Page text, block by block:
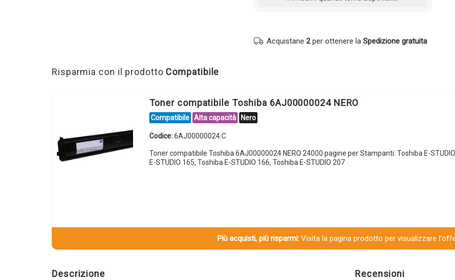
Acquistane 2per ottenere la Spedizione gratuita
Risparmia con il prodotto Compatibile
Toner compatibile Toshiba 6AJ00000024 NERO
Compatibile Alta capacità Nero
Codice:6AJ00000024.C
Toner compatibile Toshiba 6AJ00000024 NERO 24000 pagine per Stampanti: Toshiba E-
E-STUDIO 165, Toshiba E-STUDIO 166, Toshiba E-STUDIO 207
Più acquisti, più risparmi:Visita la pagina prodotto per visualizzare
Descrizione Recensioni